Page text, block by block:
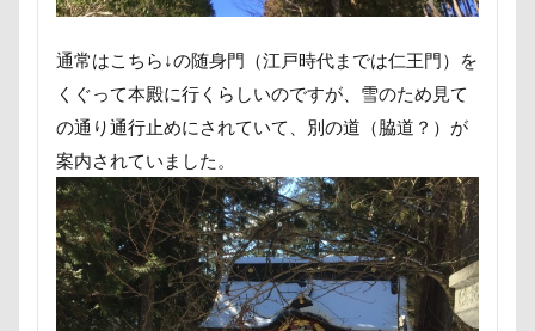
通常はこちら↓の随身門（江戸時代までは仁王門）を
くぐって本殿に行くらしいのですが、雪のため見て
の通り通行止めにされていて、別の道（脇道？）が
案内されていました。
ロマニくん ワル顔
ワクチン接種
ワガママ
ロールクッション
ロープウェイ
ロープ
ローズガーデン
ローアングル撮影
ロンくん
ロッテちゃん
レオンくん
ロッヂ花月園
ロックハート城
ロゴ
ロウバイ園 ロウバイ
ロイちゃん
レヴォーグ
レディくん
レジーナ
リッチェル
リクくん
マロンちゃん
ムムちゃん
モコちゃｎ
モコちゃん